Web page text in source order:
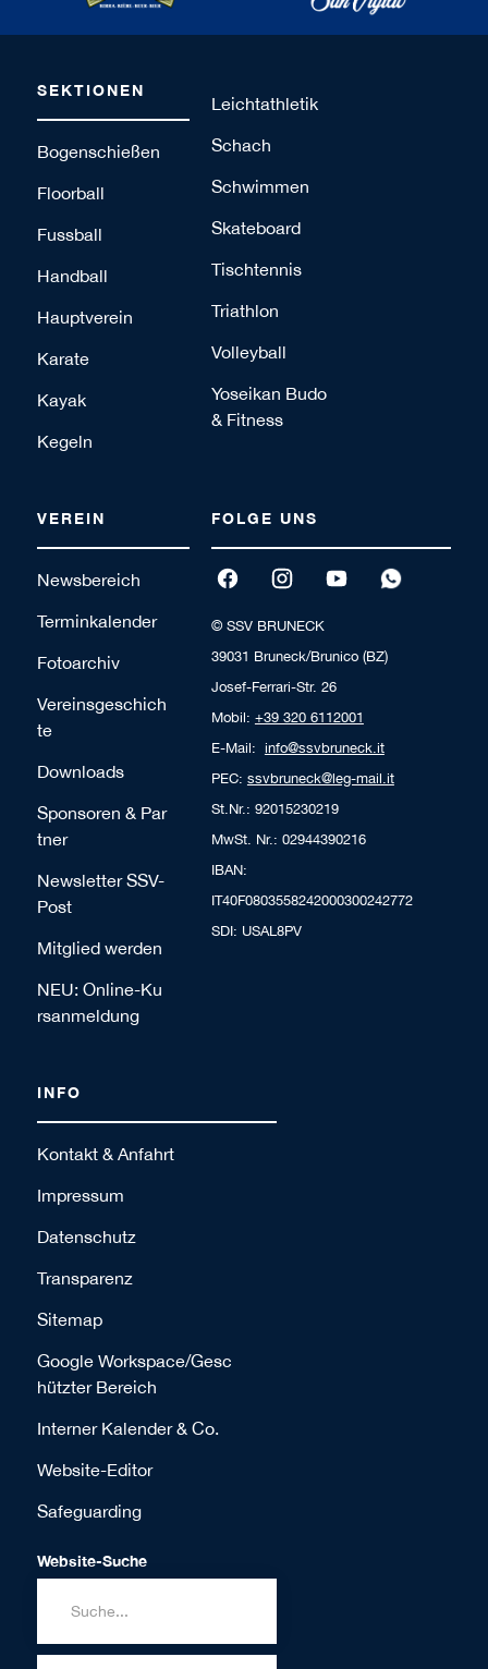
SEKTIONEN
Bogenschießen
Floorball
Fussball
Handball
Hauptverein
Karate
Kayak
Kegeln
Leichtathletik
Schach
Schwimmen
Skateboard
Tischtennis
Triathlon
Volleyball
Yoseikan Budo
& Fitness
VEREIN
Newsbereich
Terminkalender
Fotoarchiv
Vereinsgeschich
te
Downloads
Sponsoren & Par
tner
Newsletter SSV-
Post
Mitglied werden
NEU: Online-Ku
rsanmeldung
FOLGE UNS
© SSV BRUNECK
39031 Bruneck/Brunico (BZ)
Josef-Ferrari-Str. 26
Mobil: +39 320 6112001
E-Mail: info@ssvbruneck.it
PEC: ssvbruneck@leg-mail.it
St.Nr.: 92015230219
MwSt. Nr.: 02944390216
IBAN:
IT40F0803558242000300242772
SDI: USAL8PV
INFO
Kontakt & Anfahrt
Impressum
Datenschutz
Transparenz
Sitemap
Google Workspace/Gesc
hützter Bereich
Interner Kalender & Co.
Website-Editor
Safeguarding
Website-Suche